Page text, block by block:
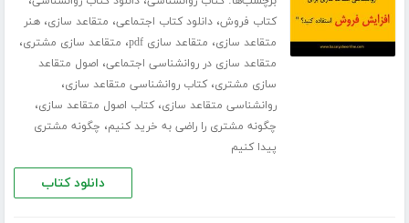
کتاب فروش،دانلود کتاب اجتماعی، متقاعد سازی،هنر
متقاعد سازی، متقاعد سازی pdf ، متقاعد سازی مشتری،
متقاعد سازی در روانشناسی اجتماعی، اصول متقاعد
سازی مشتری،کتاب روانشناسی متقاعد سازی،
روانشناسی متقاعد سازی،کتاب اصول متقاعد سازی،
چگونه مشتری را راضی به خرید کنیم، چگونه مشتری
پیدا کنیم
دانلود کتاب